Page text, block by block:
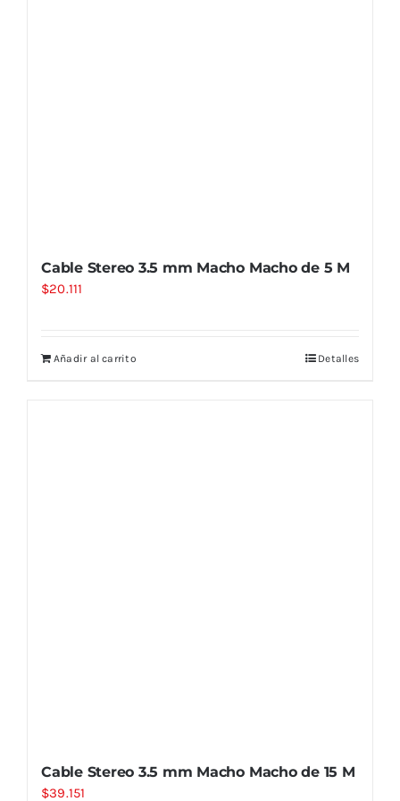
Cable Stereo 3.5 mm Macho Macho de 5 M
$20.111
Añadir al carrito Detalles
Cable Stereo 3.5 mm Macho Macho de 15 M
$39.151